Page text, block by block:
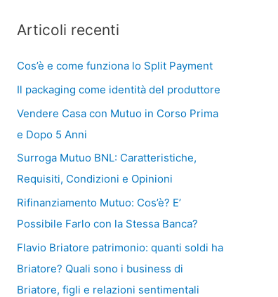
Articoli recenti
Cos’è e come funziona lo Split Payment
Il packaging come identità del produttore
Vendere Casa con Mutuo in Corso Prima
e Dopo 5 Anni
Surroga Mutuo BNL: Caratteristiche,
Requisiti, Condizioni e Opinioni
Rifinanziamento Mutuo: Cos’è? E’
Possibile Farlo con la Stessa Banca?
Flavio Briatore patrimonio: quanti soldi ha
Briatore? Quali sono i business di
Briatore, figli e relazioni sentimentali